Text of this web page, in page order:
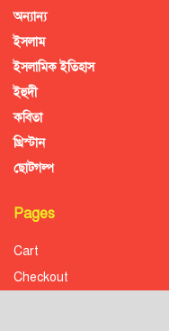
অন্যান্য
ইসলাম
ইসলামিক ইতিহাস
ইহুদী
কবিতা
খ্রিস্টান
ছোটগল্প
Pages
Cart
Checkout